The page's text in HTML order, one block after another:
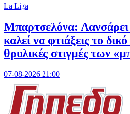
La Liga
Μπαρτσελόνα:
καλεί να φτιάξεις το
θρυλικές στιγμές των
07-08-2026 21:00